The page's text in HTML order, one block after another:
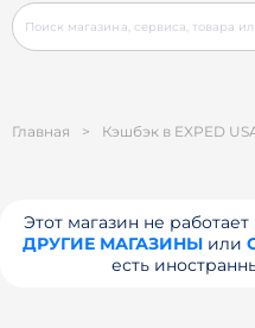
Главная > Кэшбэк в EXPED
Этот магазин не
ДРУГИЕ МАГАЗИНЫили
есть